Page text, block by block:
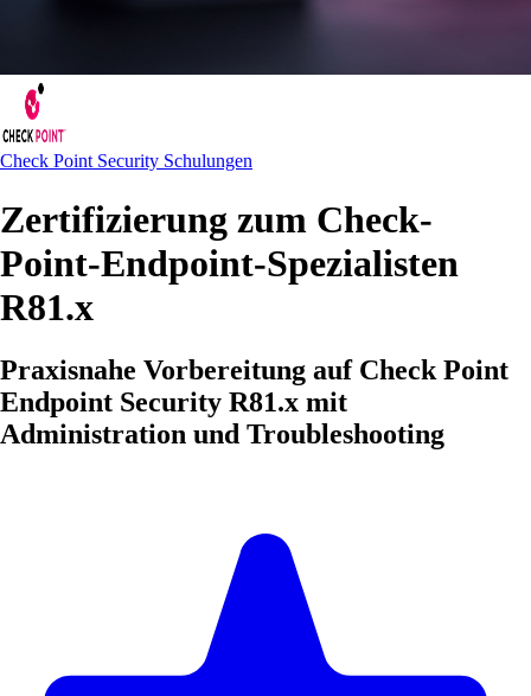
Check Point Security Schulungen
Zertifizierung zum Check-
Point-Endpoint-Spezialisten
R81.x
Praxisnahe Vorbereitung auf Check Point
Endpoint Security R81.x mit
Administration und Troubleshooting